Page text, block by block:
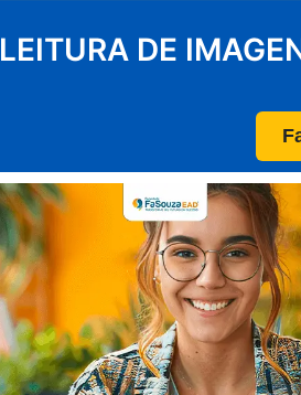
LEITURA DE